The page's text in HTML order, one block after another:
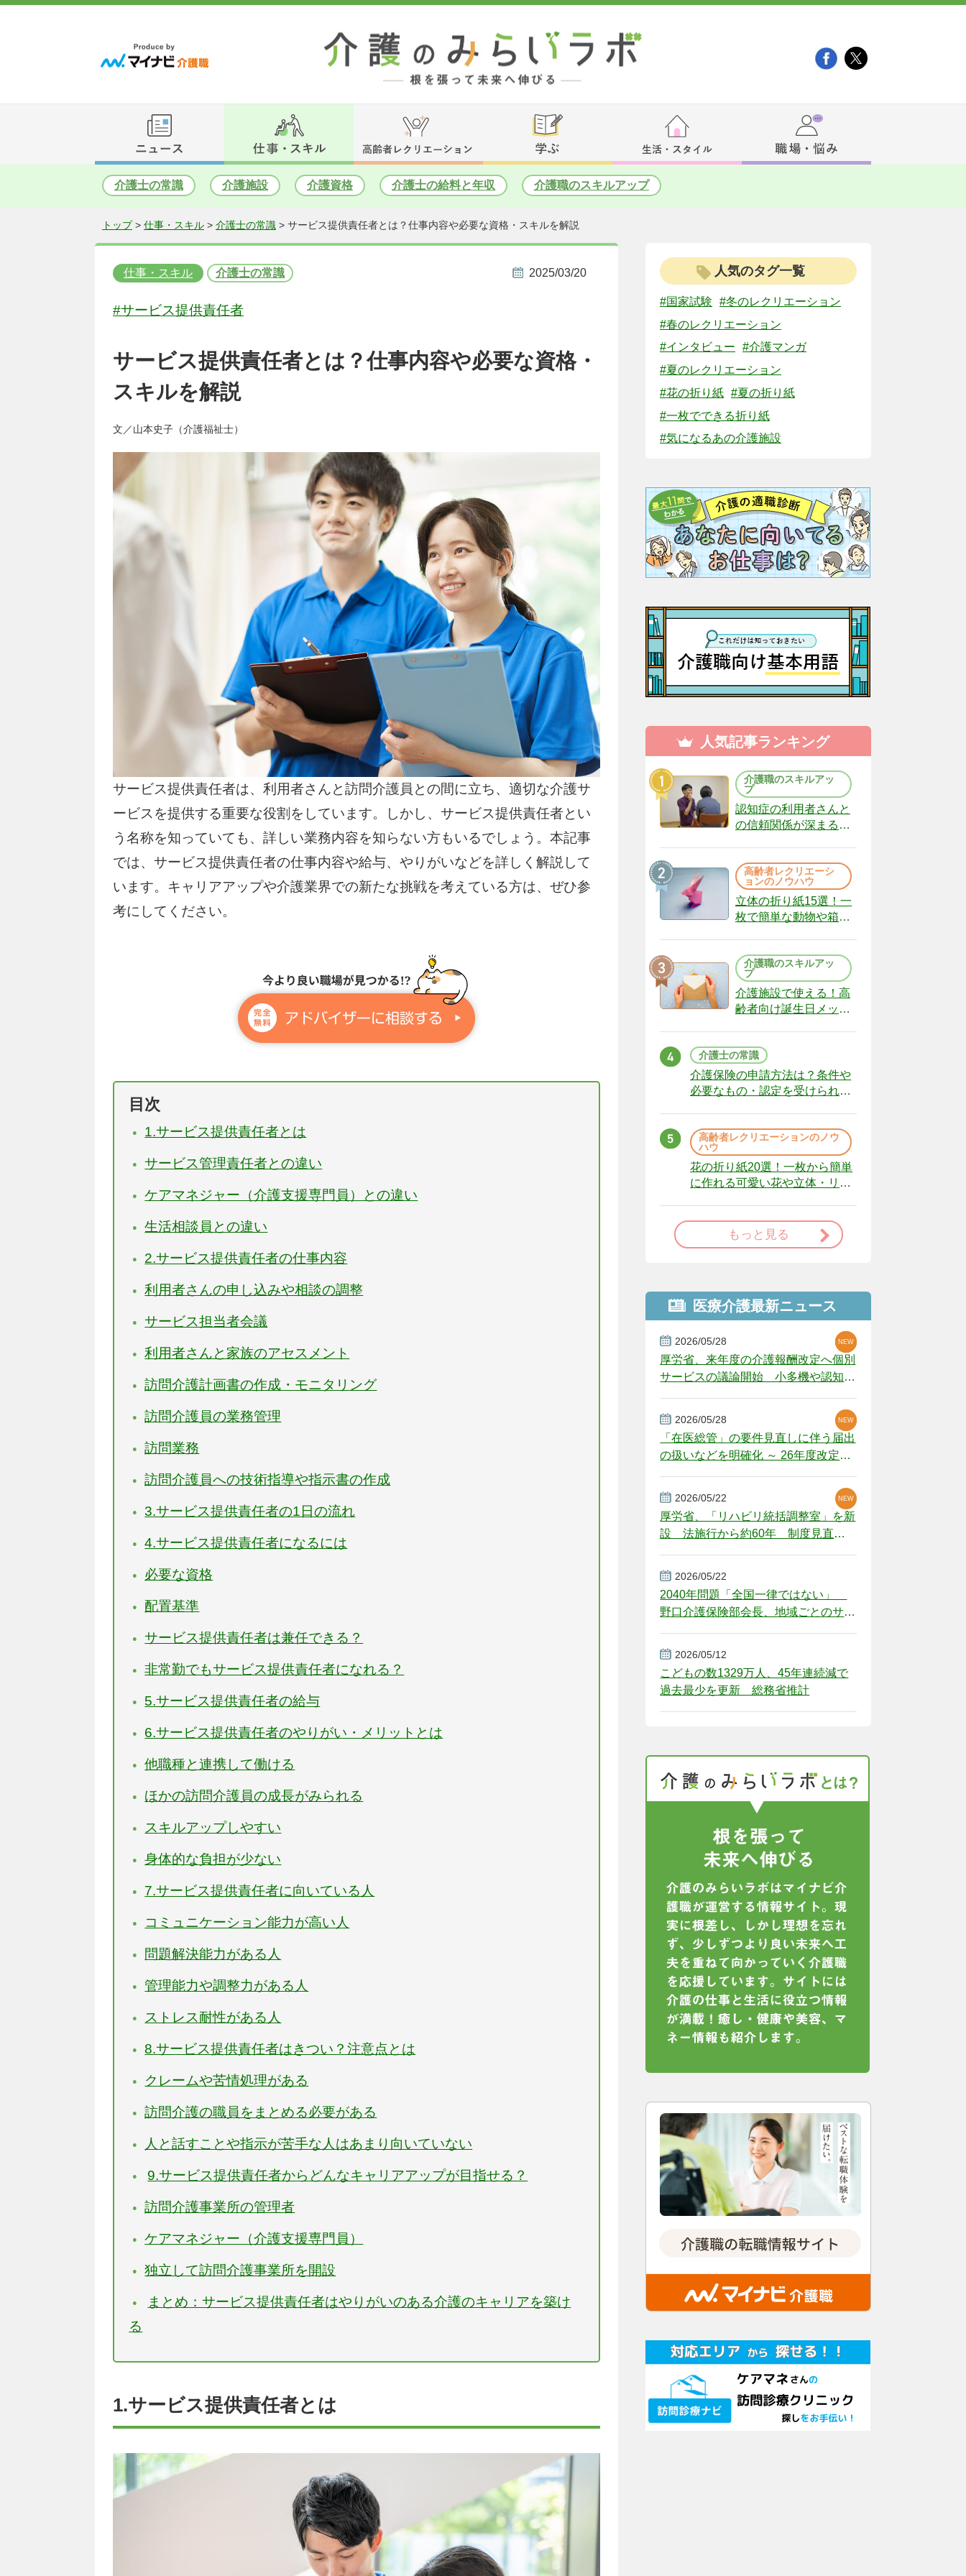
介護士の常識 介護施設 介護資格 介護士の給料と年収 介護職のスキルアップ
トップ> 仕事・スキル > 介護士の常識 > サービス提供責任者とは？仕事内容や必要な資格・スキルを解説
仕事・スキル 介護士の常識 2025/03/20
#サービス提供責任者
サービス提供責任者とは？仕事内容や必要な資格・
スキルを解説
文／山本史子（介護福祉士）
サービス提供責任者は、利用者さんと訪問介護員との間に立ち、適切な介護サ
ービスを提供する重要な役割をしています。しかし、サービス提供責任者とい
う名称を知っていても、詳しい業務内容を知らない方もいるでしょう。本記事
では、サービス提供責任者の仕事内容や給与、やりがいなどを詳しく解説して
います。キャリアアップや介護業界での新たな挑戦を考えている方は、ぜひ参
考にしてください。
目次
1.サービス提供責任者とは
サービス管理責任者との違い
ケアマネジャー（介護支援専門員）との違い
生活相談員との違い
2.サービス提供責任者の仕事内容
利用者さんの申し込みや相談の調整
サービス担当者会議
利用者さんと家族のアセスメント
訪問介護計画書の作成・モニタリング
訪問介護員の業務管理
訪問業務
訪問介護員への技術指導や指示書の作成
3.サービス提供責任者の1日の流れ
4.サービス提供責任者になるには
必要な資格
配置基準
サービス提供責任者は兼任できる？
非常勤でもサービス提供責任者になれる？
5.サービス提供責任者の給与
6.サービス提供責任者のやりがい・メリットとは
他職種と連携して働ける
ほかの訪問介護員の成長がみられる
スキルアップしやすい
身体的な負担が少ない
7.サービス提供責任者に向いている人
コミュニケーション能力が高い人
問題解決能力がある人
管理能力や調整力がある人
ストレス耐性がある人
8.サービス提供責任者はきつい？注意点とは
クレームや苦情処理がある
訪問介護の職員をまとめる必要がある
人と話すことや指示が苦手な人はあまり向いていない
9.サービス提供責任者からどんなキャリアアップが目指せる？
訪問介護事業所の管理者
ケアマネジャー（介護支援専門員）
独立して訪問介護事業所を開設
まとめ：サービス提供責任者はやりがいのある介護のキャリアを築け
る
1.サービス提供責任者とは
人気のタグ一覧
#国家試験
#冬のレクリエーション
#春のレクリエーション
#インタビュー
#介護マンガ
#夏のレクリエーション
#花の折り紙 #夏の折り紙
#一枚でできる折り紙
#気になるあの介護施設
人気記事ランキング
介護職のスキルアッ
プ
認知症の利用者さんと
の信頼関係が深まる声
（22）
高齢者レクリエーシ
ョンのノウハウ
立体の折り紙15選！一
枚で簡単な動物や箱、
介護職のスキルアッ
プ
介護施設で使える！高
齢者向け誕生日メッセ
介護士の常識
介護保険の申請方法は？条件や
必要なもの・認定を受けられな
高齢者レクリエーションのノウ
ハウ
花の折り紙20選！一枚から簡単
に作れる可愛い花や立体・リー
もっと見る
医療介護最新ニュース
2026/05/28
厚労省、来年度の介護報酬改定へ個別
サービスの議論開始 小多機や認知症
NEW
NEW
NEW
2026/05/28
「在医総管」の要件見直しに伴う届出
の扱いなどを明確化 ～ 26年度改定疑
NEW
NEW
2026/05/22
厚労省、「リハビリ統括調整室」を新
設 法施行から約60年 制度見直し
NEW
2026/05/22
2040年問題「全国一律ではない」
野口介護保険部会長、地域ごとのサー
2026/05/12
こどもの数1329万人、45年連続減で
過去最少を更新 総務省推計